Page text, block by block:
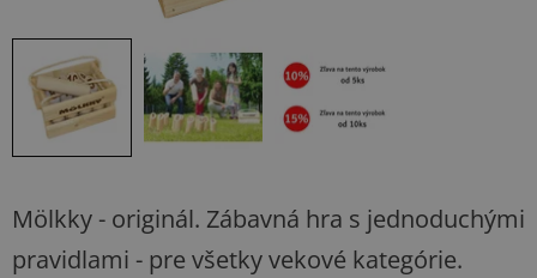
Mölkky - originál. Zábavná hra s jednoduchými
pravidlami - pre všetky vekové kategórie.